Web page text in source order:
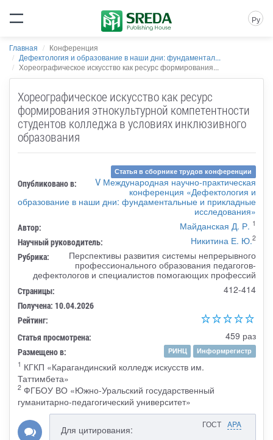
Ру
Главная
Конференция
Дефектология и образование в наши дни: фундаментал...
Хореографическое искусство как ресурс формирования...
Хореографическое искусство как ресурс
формирования этнокультурной компетентности
студентов колледжа в условиях инклюзивного
образования
Статья в сборнике трудов конференции
Опубликовано в:
V Международная научно-практическая
конференция «Дефектология и
образование в наши дни: фундаментальные и прикладные
исследования»
Автор: Майданская Д. Р. 1
Научный руководитель: Никитина Е. Ю.2
Рубрика:
Перспективы развития системы непрерывного
профессионального образования педагогов-
дефектологов и специалистов помогающих профессий
Страницы: 412-414
Получена: 10.04.2026
Рейтинг:
Статья просмотрена:
459 раз
Размещено в: РИНЦ
Информрегистр
1 КГКП «Карагандинский колледж искусств им.
Таттимбета»
2ФГБОУ ВО «Южно-Уральский государственный
гуманитарно-педагогический университет»
ГОСТ APA
Для цитирования: